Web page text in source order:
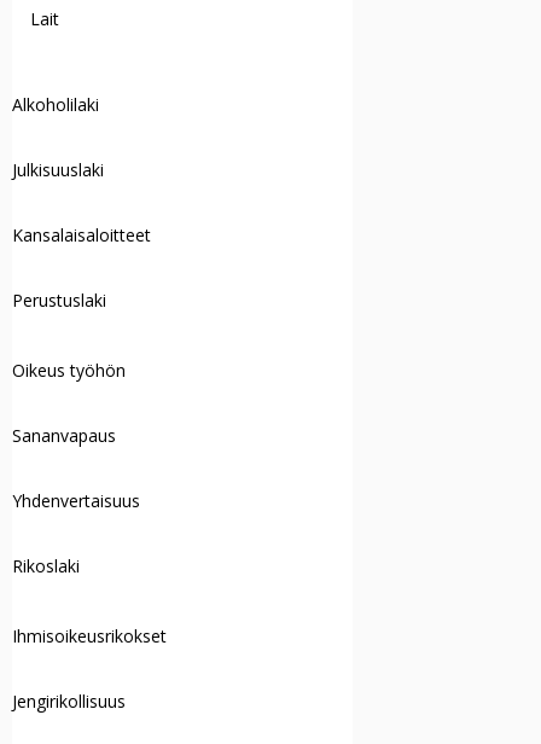
Lait
Alkoholilaki
Julkisuuslaki
Kansalaisaloitteet
Perustuslaki
Oikeus työhön
Sananvapaus
Yhdenvertaisuus
Rikoslaki
Ihmisoikeusrikokset
Jengirikollisuus